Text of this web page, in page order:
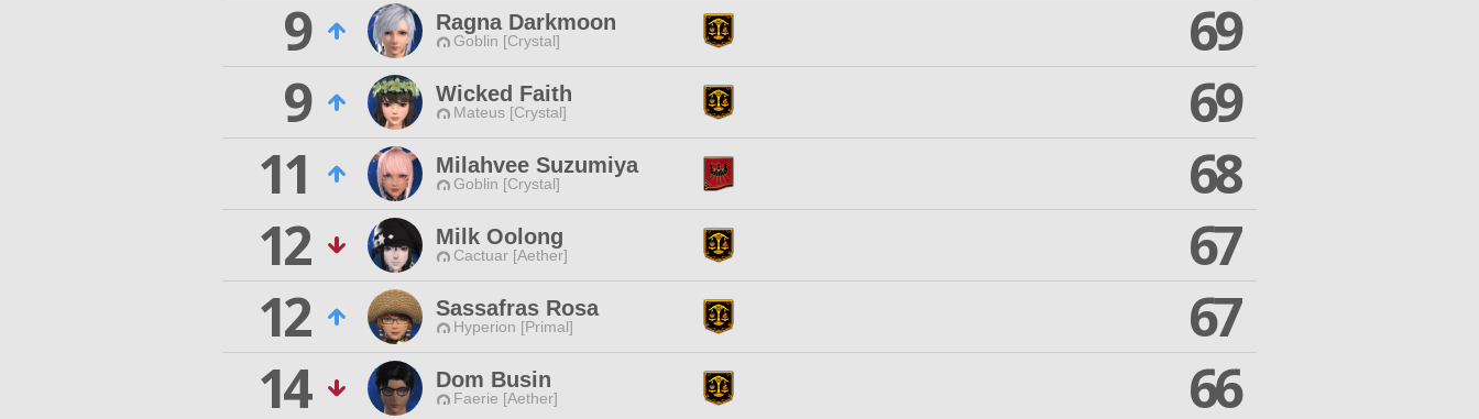
9
Ragna Darkmoon
Goblin [Crystal]
69
9
Wicked Faith
Mateus [Crystal]
69
11
Milahvee Suzumiya
Goblin [Crystal]
68
12
Milk Oolong
Cactuar [Aether]
67
12
Sassafras Rosa
Hyperion [Primal]
67
14
Dom Busin
Faerie [Aether]
66